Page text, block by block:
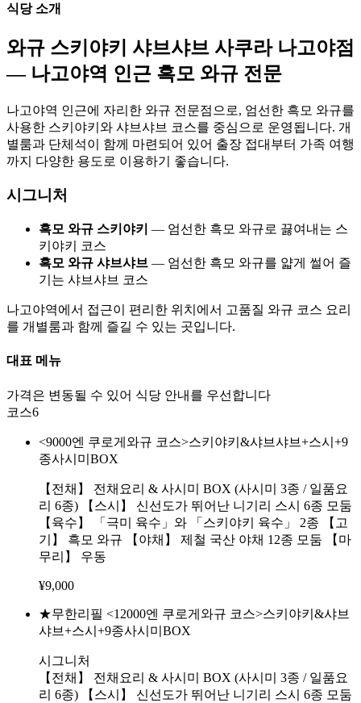
식당 소개
와규 스키야키 샤브샤브 사쿠라 나고야점
— 나고야역 인근 흑모 와규 전문
나고야역 인근에 자리한 와규 전문점으로, 엄선한 흑모 와규를
사용한 스키야키와 샤브샤브 코스를 중심으로 운영됩니다. 개
별룸과 단체석이 함께 마련되어 있어 출장 접대부터 가족 여행
까지 다양한 용도로 이용하기 좋습니다.
시그니처
흑모 와규 스키야키 — 엄선한 흑모 와규로 끓여내는 스
키야키 코스
흑모 와규 샤브샤브 — 엄선한 흑모 와규를 얇게 썰어 즐
기는 샤브샤브 코스
나고야역에서 접근이 편리한 위치에서 고품질 와규 코스 요리
를 개별룸과 함께 즐길 수 있는 곳입니다.
대표 메뉴
가격은 변동될 수 있어 식당 안내를 우선합니다
코스6
<9000엔 쿠로게와규 코스>스키야키&샤브샤브+스시+9
종사시미BOX
【전채】 전채요리 & 사시미 BOX (사시미 3종 / 일품요
리 6종) 【스시】 신선도가 뛰어난 니기리 스시 6종 모둠
【육수】 「극미 육수」와 「스키야키 육수」 2종 【고
기】 흑모 와규 【야채】 제철 국산 야채 12종 모둠 【마
무리】 우동
¥9,000
★무한리필 <12000엔 쿠로게와규 코스>스키야키&샤브
샤브+스시+9종사시미BOX
시그니처
【전채】 전채요리 & 사시미 BOX (사시미 3종 / 일품요
리 6종) 【스시】 신선도가 뛰어난 니기리 스시 6종 모둠